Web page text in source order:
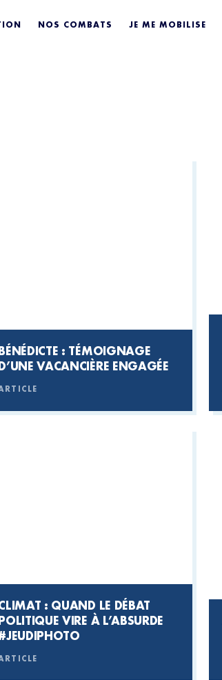
NOS COMBATS JE ME MOBILISE
: TÉMOIGNAGE
VACANCIÈRE ENGAGÉE
: QUAND LE DÉBAT
VIRE À L’ABSURDE